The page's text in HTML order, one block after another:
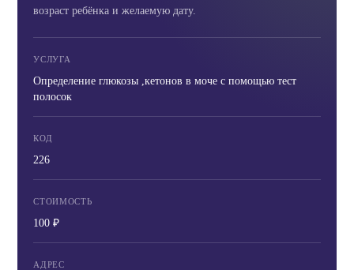
возраст ребёнка и желаемую дату.
УСЛУГА
Определение глюкозы ,кетонов в моче с помощью тест
полосок
КОД
226
СТОИМОСТЬ
100 ₽
АДРЕС